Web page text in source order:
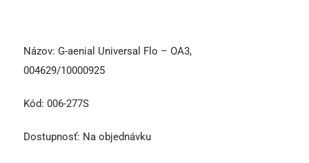
Názov: G-aenial Universal Flo – OA3,
004629/10000925
Kód: 006-277S
Dostupnosť: Na objednávku